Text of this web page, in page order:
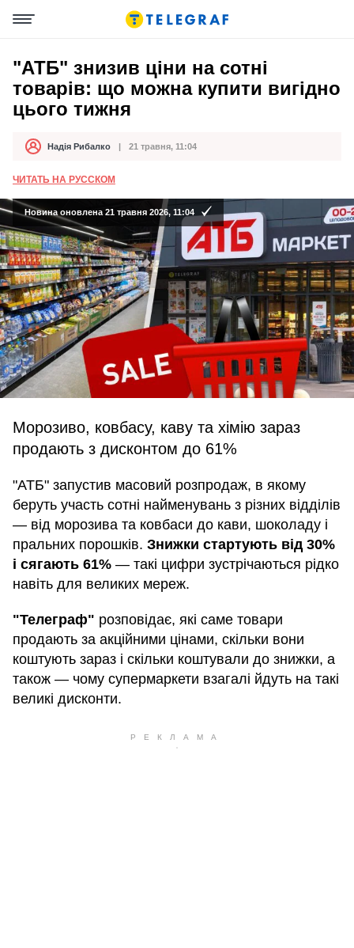
"АТБ" знизив ціни на сотні
товарів: що можна купити вигідно
цього тижня
АвторНадія Рибалко
Дата публікації 21 травня, 11:04
ЧИТАТЬ НА РУССКОМ
Новина оновлена 21 травня 2026, 11:04
Морозиво, ковбасу, каву та хімію зараз
продають з дисконтом до 61%
"АТБ" запустив масовий розпродаж, в якому
беруть участь сотні найменувань з різних відділів
— від морозива та ковбаси до кави, шоколаду і
пральних порошків. Знижки стартують від 30%
і сягають 61% — такі цифри зустрічаються рідко
навіть для великих мереж.
"Телеграф" розповідає, які саме товари
продають за акційними цінами, скільки вони
коштують зараз і скільки коштували до знижки, а
також — чому супермаркети взагалі йдуть на такі
великі дисконти.